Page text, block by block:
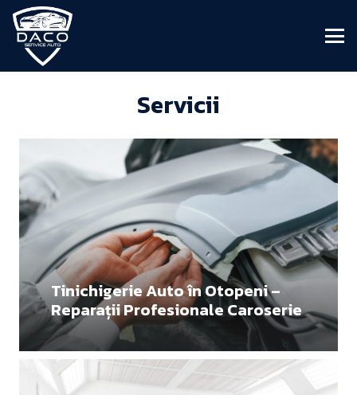
Servicii
Tinichigerie Auto în Otopeni –
Reparații Profesionale Caroserie